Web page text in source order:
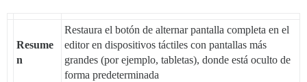
Resume
n
Restaura el botón de alternar pantalla completa en el
editor en dispositivos táctiles con pantallas más
grandes (por ejemplo, tabletas), donde está oculto de
forma predeterminada